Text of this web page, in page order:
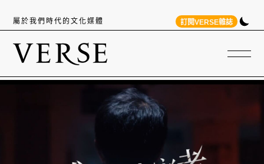
屬於我們時代的文化媒體 訂閱VERSE雜誌